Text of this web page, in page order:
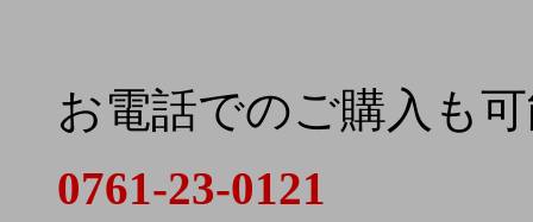
お電話でのご購入も
0761-23-0121